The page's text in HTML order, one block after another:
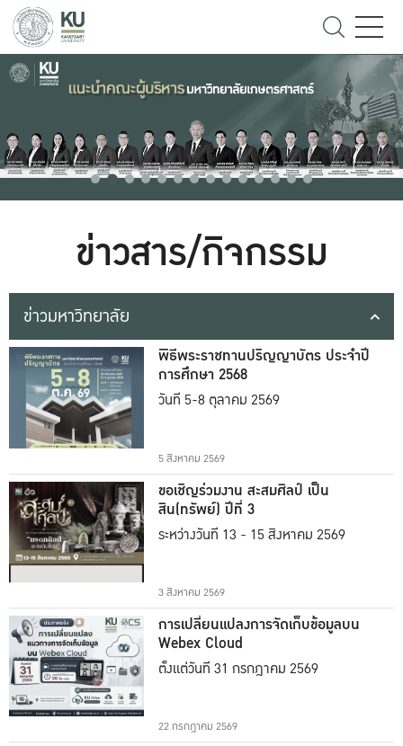
ข่าวสาร/กิจกรรม
ข่าวมหาวิทยาลัย
พิธีพระราชทานปริญญาบัตร ประจำปี
การศึกษา 2568
วันที่ 5-8 ตุลาคม 2569
5 สิงหาคม 2569
ขอเชิญร่วมงาน สะสมศิลป์ เป็น
สิน(ทรัพย์) ปีที่ 3
ระหว่างวันที่ 13 - 15 สิงหาคม 2569
3 สิงหาคม 2569
การเปลี่ยนแปลงการจัดเก็บข้อมูลบน
Webex Cloud
ตั้งแต่วันที่ 31 กรกฎาคม 2569
22 กรกฎาคม 2569